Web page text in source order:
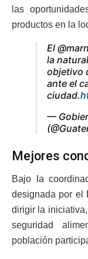
las
productos en la
El
la
objetivo
ante el
ciudad.
—
Mejores
Bajo la
designada por el
dirigir la
seguridad
población